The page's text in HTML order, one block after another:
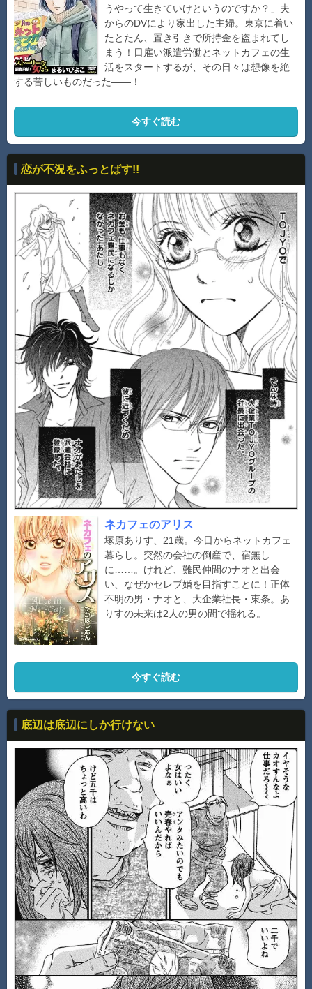
うやって生きていけというのですか？」夫
からのDVにより家出した主婦。東京に着い
たとたん、置き引きで所持金を盗まれてし
まう！日雇い派遣労働とネットカフェの生
活をスタートするが、その日々は想像を絶
する苦しいものだった――！
今すぐ読む
恋が不況をふっとばす!!
ネカフェのアリス
塚原ありす、21歳。今日からネットカフェ
暮らし。突然の会社の倒産で、宿無し
に……。けれど、難民仲間のナオと出会
い、なぜかセレブ婚を目指すことに！正体
不明の男・ナオと、大企業社長・東条。あ
りすの未来は2人の男の間で揺れる。
今すぐ読む
底辺は底辺にしか行けない